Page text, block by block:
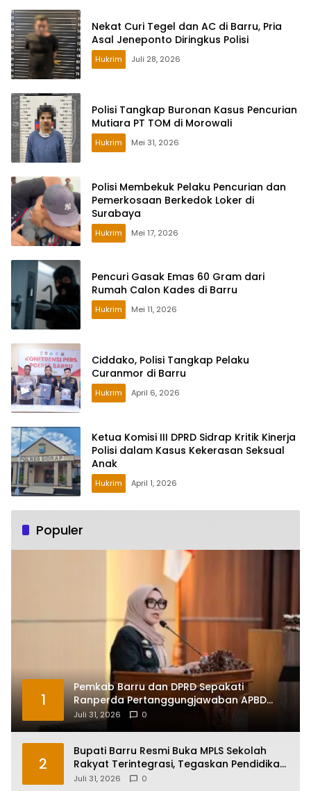
Nekat Curi Tegel dan AC di Barru, Pria
Asal Jeneponto Diringkus Polisi
Hukrim Juli 28, 2026
Polisi Tangkap Buronan Kasus Pencurian
Mutiara PT TOM di Morowali
Hukrim Mei 31, 2026
Polisi Membekuk Pelaku Pencurian dan
Pemerkosaan Berkedok Loker di
Surabaya
Hukrim Mei 17, 2026
Pencuri Gasak Emas 60 Gram dari
Rumah Calon Kades di Barru
Hukrim Mei 11, 2026
Ciddako, Polisi Tangkap Pelaku
Curanmor di Barru
Hukrim April 6, 2026
Ketua Komisi III DPRD Sidrap Kritik Kinerja
Polisi dalam Kasus Kekerasan Seksual
Anak
Hukrim April 1, 2026
Populer
1
Pemkab Barru dan DPRD Sepakati
Ranperda Pertanggungjawaban APBD
2025, Perkuat Komitmen Tata Kelola dan
Perlindungan Anak
Juli 31, 2026 0
2
Bupati Barru Resmi Buka MPLS Sekolah
Rakyat Terintegrasi, Tegaskan Pendidikan
Kunci Masa Depan Generasi
Juli 31, 2026 0